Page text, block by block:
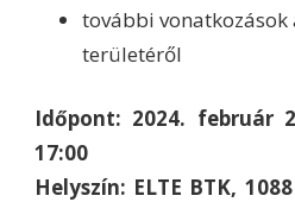
további
területéről
Időpont: 2024. február
17:00
Helyszín: ELTE BTK,